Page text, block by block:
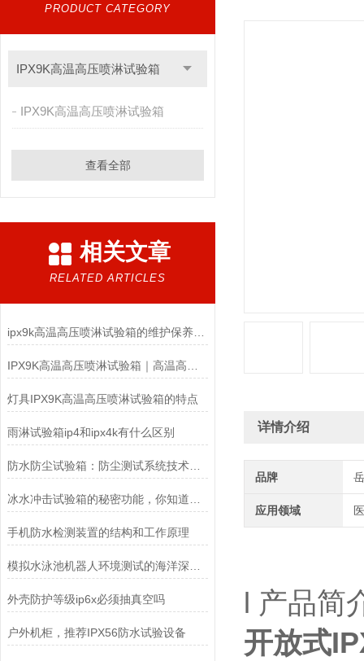
PRODUCT CATEGORY
IPX9K高温高压喷淋试验箱
IPX9K高温高压喷淋试验箱
查看全部
相关文章
RELATED ARTICLES
ipx9k高温高压喷淋试验箱的维护保养你了解多少？
灯具IPX9K高温高压喷淋试验箱的特点
雨淋试验箱ip4和ipx4k有什么区别
防水防尘试验箱：防尘测试系统技术解析与应用方案
手机防水检测装置的结构和工作原理
外壳防护等级ip6x必须抽真空吗
户外机柜，推荐IPX56防水试验设备
详情介绍
品牌
应用领域
l 产品简
开放式